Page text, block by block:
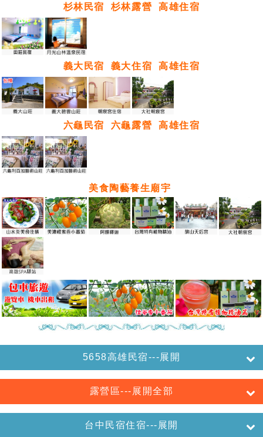
杉林民宿 杉林露營 高雄住宿
義大民宿 義大住宿 高雄住宿
六龜民宿 六龜露營 高雄住宿
美食陶藝養生廟宇
5658高雄民宿---展開
露營區---展開全部
台中民宿住宿---展開